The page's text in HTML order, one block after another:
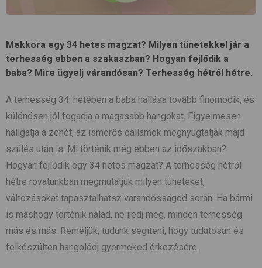
Mekkora egy 34 hetes magzat? Milyen tünetekkel jár a
terhesség ebben a szakaszban? Hogyan fejlődik a
baba? Mire ügyelj várandósan? Terhesség hétről hétre.
A terhesség 34. hetében a baba hallása tovább finomodik, és
különösen jól fogadja a magasabb hangokat. Figyelmesen
hallgatja a zenét, az ismerős dallamok megnyugtatják majd
szülés után is. Mi történik még ebben az időszakban?
Hogyan fejlődik egy 34 hetes magzat? A terhesség hétről
hétre rovatunkban megmutatjuk milyen tüneteket,
változásokat tapasztalhatsz várandósságod során. Ha bármi
is máshogy történik nálad, ne ijedj meg, minden terhesség
más és más. Reméljük, tudunk segíteni, hogy tudatosan és
felkészülten hangolódj gyermeked érkezésére.